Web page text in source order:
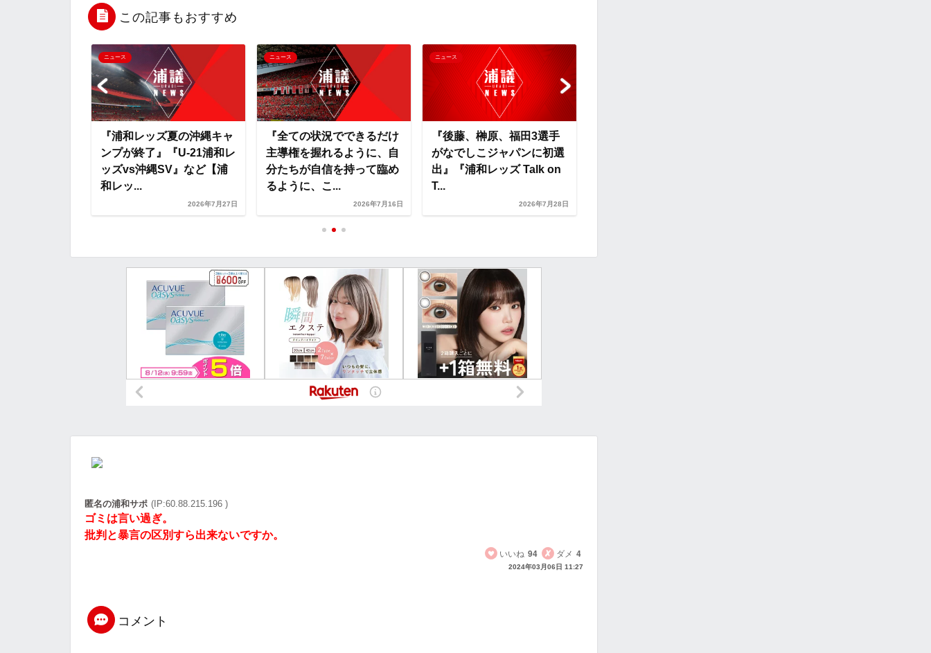
b
o
o
k
t
e
r
n
a o i
n
k
この記事もおすすめ
ニュース
『浦和レッズ夏の沖縄キャ
ンプが終了』『U-21浦和レ
ッズvs沖縄SV』など【浦
和レッ...
2026年7月27日
ニュース
『全ての状況でできるだけ
主導権を握れるように、自
分たちが自信を持って臨め
るように、こ...
2026年7月16日
ニュース
『後藤、榊原、福田3選手
がなでしこジャパンに初選
出』『浦和レッズ Talk on
T...
2026年7月28日
匿名の浦和サポ (IP:60.88.215.196 )
ゴミは言い過ぎ。
批判と暴言の区別すら出来ないですか。
いいね 94 ダメ 4
2024年03月06日 11:27
コメント